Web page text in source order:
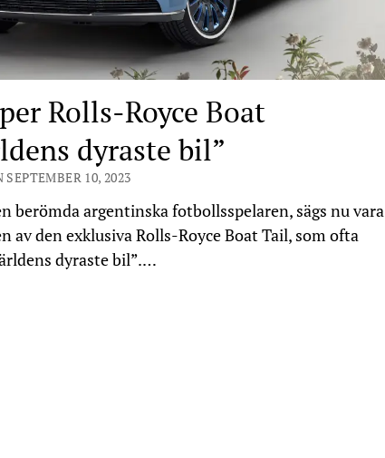
Rolls-Royce Boat
dyraste bil”
10, 2023
berömda argentinska fotbollsspelaren, sägs nu vara
av den exklusiva Rolls-Royce Boat Tail, som ofta
dyraste bil”.…